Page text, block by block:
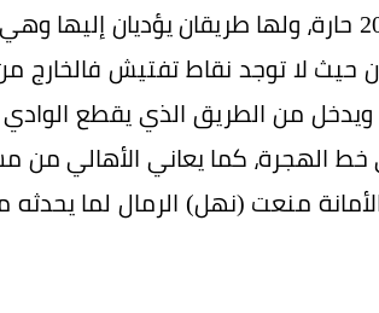
ويبلغ عدد حارات الوادي نحو 20 حارة، ولها
لا توجد نقاط تفتيش فالخارج من
من الطريق الذي يقطع
خط الهجرة، كما يعاني الأهالي
منعت (نهل) الرمال لما